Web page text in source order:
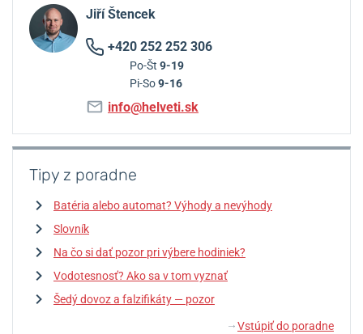
Jiří Štencek
+420 252 252 306
Po-Št 9-19
Pi-So9-16
info@helveti.sk
Tipy z poradne
Batéria alebo automat? Výhody a nevýhody
Slovník
Na čo si dať pozor pri výbere hodiniek?
Vodotesnosť? Ako sa v tom vyznať
Šedý dovoz a falzifikáty — pozor
↓ Vstúpiť do poradne